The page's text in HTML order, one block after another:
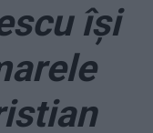
își